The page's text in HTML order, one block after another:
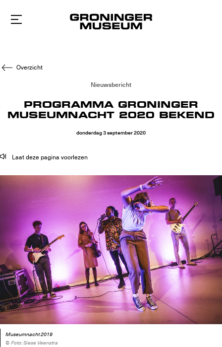
Naar
hoofdinhoud
Overzicht
Nieuwsbericht
PROGRAMMA GRONINGER
MUSEUMNACHT 2020 BEKEND
donderdag3september2020
Laat deze pagina voorlezen
Museumnacht 2019
© Foto: Siese Veenstra